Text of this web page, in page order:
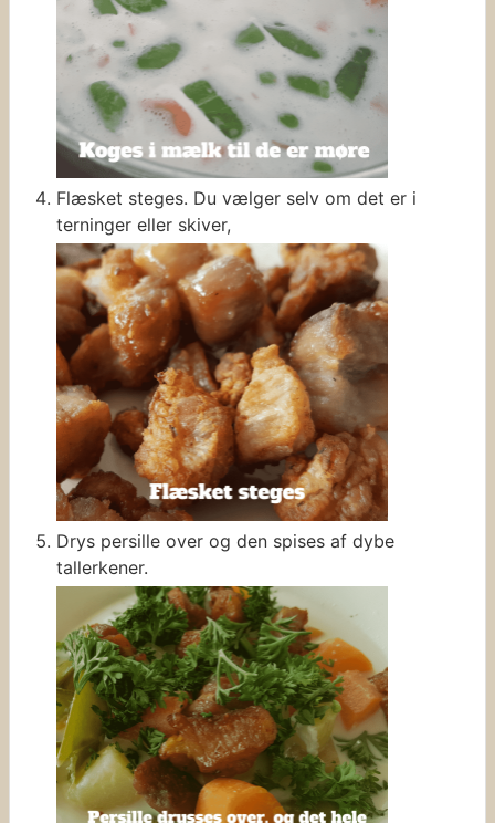
Flæsket steges. Du vælger selv om det er i
terninger eller skiver,
Drys persille over og den spises af dybe
tallerkener.